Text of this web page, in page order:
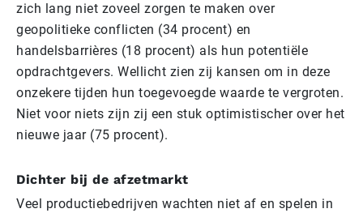
zich lang niet zoveel zorgen te maken over
geopolitieke conflicten (34 procent) en
handelsbarrières (18 procent) als hun potentiële
opdrachtgevers. Wellicht zien zij kansen om in deze
onzekere tijden hun toegevoegde waarde te vergroten.
Niet voor niets zijn zij een stuk optimistischer over het
nieuwe jaar (75 procent).
Dichter bij de afzetmarkt
Veel productiebedrijven wachten niet af en spelen in